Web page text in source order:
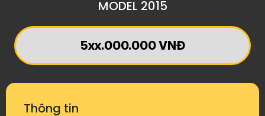
MODEL 2015
5xx.000.000 VNĐ
Thông tin